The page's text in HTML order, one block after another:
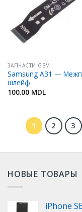
ЗАПЧАСТИ GSM
Samsung A31 —
шлейф
100.00 MDL
1 2 3
НОВЫЕ ТОВАРЫ
iPhone